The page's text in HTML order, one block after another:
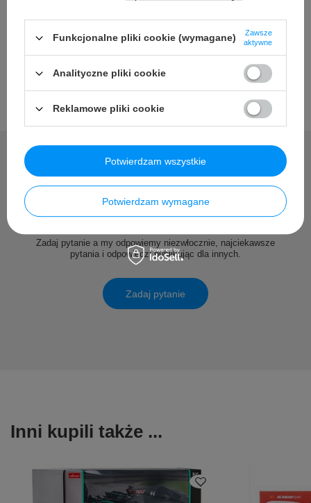
Potrzebujesz pomocy? Masz
pytania?
Zadaj pytanie a my odpowiemy niezwłocznie, najciekawsze
pytania i odpowiedzi publikując dla innych.
Zadaj pytanie
Inni kupili także ...
Funkcjonalne pliki cookie (wymagane)
Zawsze
aktywne
Analityczne pliki cookie
Reklamowe pliki cookie
Potwierdzam wymagane
Potwierdzam wszystkie